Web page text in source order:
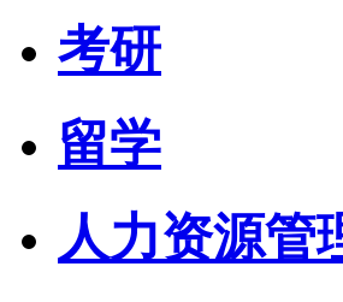
考研
留学
人力资源管